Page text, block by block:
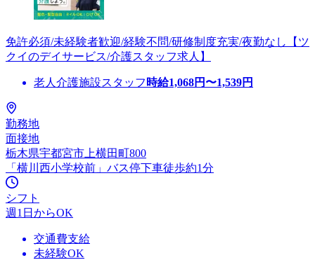
免許必須/未経験者歓迎/経験不問/研修制度充実/夜勤なし【ツ
クイのデイサービス/介護スタッフ求人】
老人介護施設スタッフ 時給1,068円〜1,539円
勤務地
面接地
栃木県宇都宮市上横田町800
「横川西小学校前」バス停下車徒歩約1分
シフト
週1日からOK
交通費支給
未経験OK